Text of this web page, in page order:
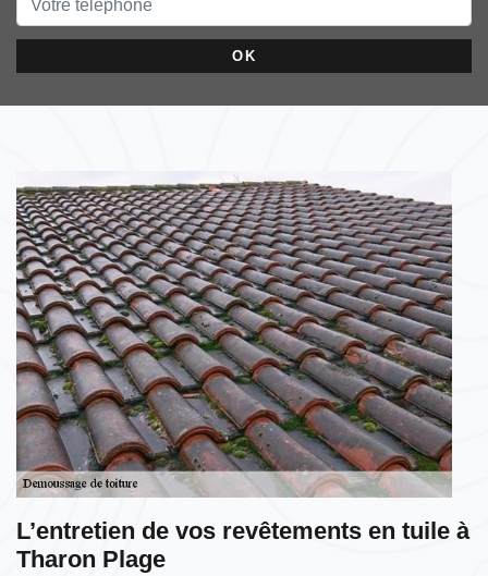
L’entretien de vos revêtements en tuile à
Tharon Plage